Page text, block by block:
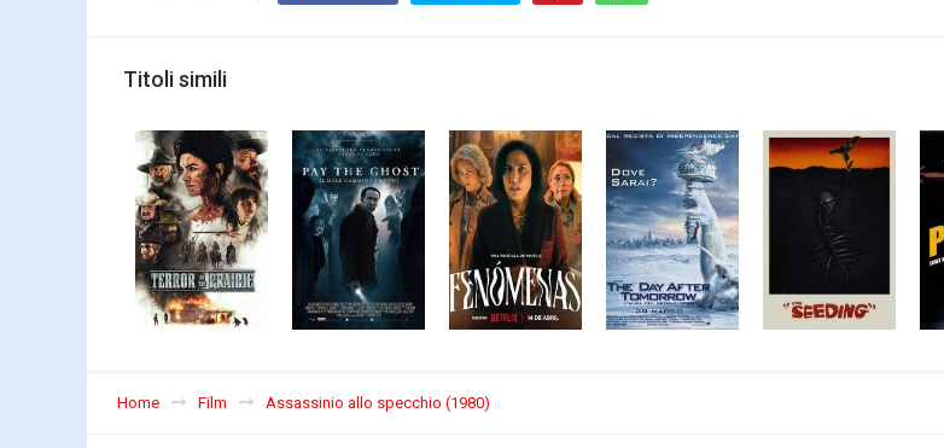
Titoli simili
Home Film Assassinio allo specchio (1980)